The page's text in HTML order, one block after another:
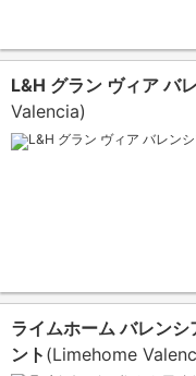
L&H グラン ヴィア バ
Valencia)
ライムホーム バレン
ント (Limehome